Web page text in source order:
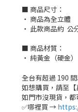
■ 商品尺寸：
‧ 商品為全立體
‧ 此款商品約 公
■ 商品材質：
‧ 純黃金（硬金）
全台有超過 190
如想購買，請至
如門市沒現貨，
✅哪裡買 →